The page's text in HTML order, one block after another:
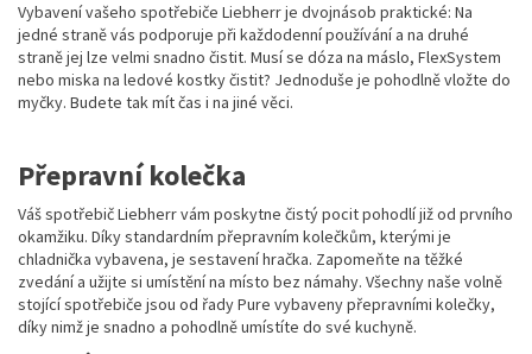
Vybavení vašeho spotřebiče Liebherr je dvojnásob praktické: Na
jedné straně vás podporuje při každodenní používání a na druhé
straně jej lze velmi snadno čistit. Musí se dóza na máslo, FlexSystem
nebo miska na ledové kostky čistit? Jednoduše je pohodlně vložte do
myčky. Budete tak mít čas i na jiné věci.
Přepravní kolečka
Váš spotřebič Liebherr vám poskytne čistý pocit pohodlí již od prvního
okamžiku. Díky standardním přepravním kolečkům, kterými je
chladnička vybavena, je sestavení hračka. Zapomeňte na těžké
zvedání a užijte si umístění na místo bez námahy. Všechny naše volně
stojící spotřebiče jsou od řady Pure vybaveny přepravními kolečky,
díky nimž je snadno a pohodlně umístíte do své kuchyně.